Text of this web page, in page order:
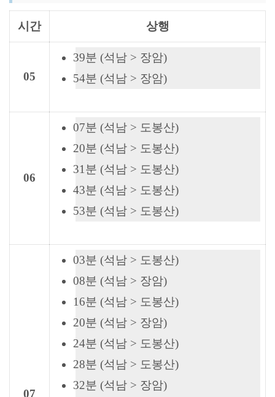
시간 상행
05
39분 (석남 > 장암)
54분 (석남 > 장암)
06
07분 (석남 > 도봉산)
20분 (석남 > 도봉산)
31분 (석남 > 도봉산)
43분 (석남 > 도봉산)
53분 (석남 > 도봉산)
07
03분 (석남 > 도봉산)
08분 (석남 > 장암)
16분 (석남 > 도봉산)
20분 (석남 > 장암)
24분 (석남 > 도봉산)
28분 (석남 > 도봉산)
32분 (석남 > 장암)